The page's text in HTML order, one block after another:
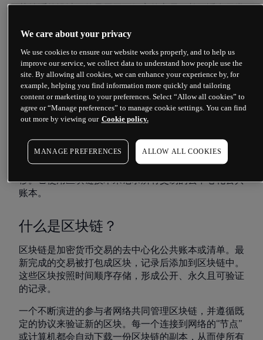
莱特币的设计目的是用于更便宜的交易，并更适合日常
莱特币的硬币限额市值远高于比特币，且挖矿过程更
与比特币一样，莱特币是一种数字货币。利用区块链技
术，莱特币可用于个人或企业之间直接转移资金。这确
保了所有交易的公共账本被记录，并允许该货币运行去
中心化支付系统。
莱特币如何运作？
莱特币通过开源的加密协议实现数字货币的创建与转
移。它使用区块链技术来记录所有交易的去中心化公共
账本。
什么是区块链？
区块链是加密货币交易的去中心化公共账本或清单。最
新完成的交易被打包成区块，记录后添加到区块链中。
这些区块按照时间顺序存储，形成公开、永久且可验证
的记录。
一个不断演进的参与者网络共同管理区块链，并遵循既
定的协议来验证新的区块。每一个连接到网络的“节点”
或计算机都会自动下载一份区块链的副本，从而使所有
We care about your privacy
We use cookies to ensure our website works properly, and to help us
improve our service, we collect data to understand how people use the
site. By allowing all cookies, we can enhance your experience by, for
example, helping you find information more quickly and tailoring
content or marketing to your preferences. Select “Allow all cookies” to
agree or “Manage preferences” to manage cookie settings. You can find
out more by viewing our Cookie policy.
MANAGE PREFERENCES ALLOW ALL COOKIES